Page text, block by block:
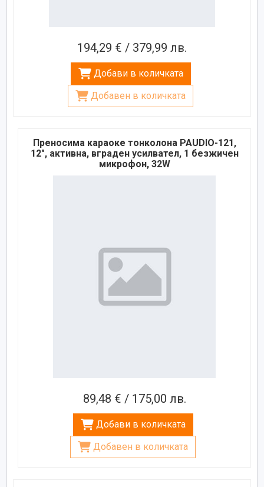
194,29 € / 379,99 лв.
Добави в количката
Добавен в количката
Преносима караоке тонколона PAUDIO-121,
12", активна, вграден усилвател, 1 безжичен
микрофон, 32W
89,48 € / 175,00 лв.
Добави в количката
Добавен в количката